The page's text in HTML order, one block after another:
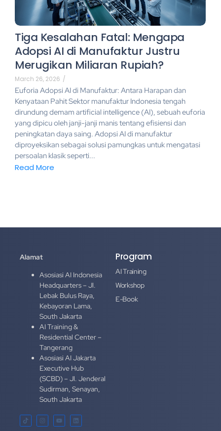
Tiga Kesalahan Fatal: Mengapa
Adopsi AI di Manufaktur Justru
Merugikan Miliaran Rupiah?
March 26, 2026 /
Euforia Adopsi AI di Manufaktur: Antara Harapan dan
Kenyataan Pahit Sektor manufaktur Indonesia tengah
dirundung demam artificial intelligence (AI), sebuah euforia
yang dipicu oleh janji-janji manis tentang efisiensi dan
peningkatan daya saing. Adopsi AI di manufaktur
diproyeksikan sebagai solusi pamungkas untuk mengatasi
persoalan klasik seperti...
Read More
Alamat
Asosiasi AI Indonesia
Headquarters – Jl.
Lebak Bulus Raya,
Kebayoran Lama,
South Jakarta
AI Training &
Residential Center –
Tangerang
Asosiasi AI Jakarta
Executive Hub
(SCBD) – Jl. Jenderal
Sudirman, Senayan,
South Jakarta
Program
AI Training
Workshop
E-Book